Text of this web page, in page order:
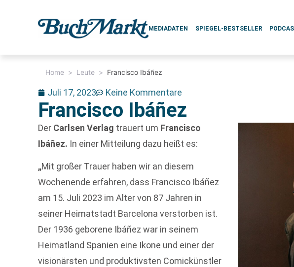
MEDIADATEN SPIEGEL-BESTSELLER
Home > Leute > Francisco Ibáñez
Juli 17, 2023 Keine Kommentare
Francisco Ibáñez
Der Carlsen Verlag trauert um Francisco
Ibáñez. In einer Mitteilung dazu heißt es:
„Mit großer Trauer haben wir an diesem
Wochenende erfahren, dass Francisco Ibáñez
am 15. Juli 2023 im Alter von 87 Jahren in
seiner Heimatstadt Barcelona verstorben ist.
Der 1936 geborene Ibáñez war in seinem
Heimatland Spanien eine Ikone und einer der
visionärsten und produktivsten Comickünstler